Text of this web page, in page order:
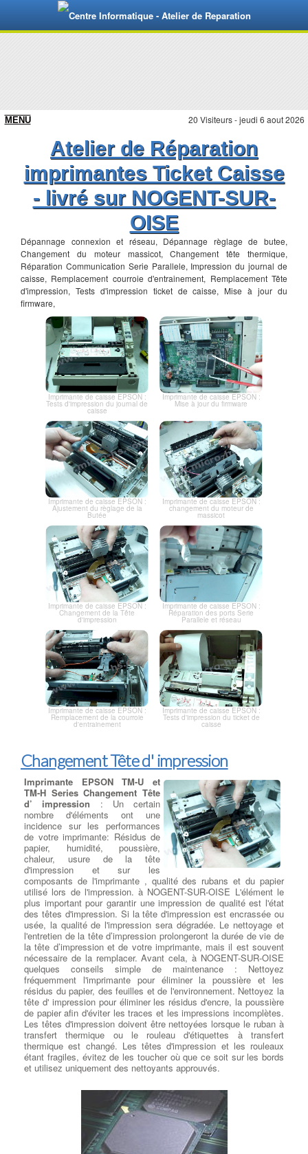
20 Visiteurs - jeudi 6 aout 2026
Atelier de Réparation
imprimantes Ticket Caisse
- livré sur NOGENT-SUR-
OISE
Dépannage connexion et réseau, Dépannage règlage de butee,
Changement du moteur massicot, Changement tête thermique,
Réparation Communication Serie Parallele, Impression du journal de
caisse, Remplacement courroie d'entrainement, Remplacement Tête
d'impression, Tests d'impression ticket de caisse, Mise à jour du
firmware,
Imprimante de caisse EPSON :
Tests d'impression du journal de
caisse
Imprimante de caisse EPSON :
Mise à jour du firmware
Imprimante de caisse EPSON :
Ajustement du règlage de la
Butée
Imprimante de caisse EPSON :
changement du moteur de
massicot
Imprimante de caisse EPSON :
Changement de la Tête
d'impression
Imprimante de caisse EPSON :
Réparation des ports Serie
Parallele et réseau
Imprimante de caisse EPSON :
Remplacement de la courroie
d'entrainement
Imprimante de caisse EPSON :
Tests d'impression du ticket de
caisse
Changement Tête d' impression
Imprimante EPSON TM-U et
TM-H Series Changement Tête
d’ impression : Un certain
nombre d'éléments ont une
incidence sur les performances
de votre imprimante: Résidus de
papier, humidité, poussière,
chaleur, usure de la tête
d'impression et sur les
composants de l'imprimante , qualité des rubans et du papier
utilisé lors de l'impression. à NOGENT-SUR-OISE L'élément le
plus important pour garantir une impression de qualité est l'état
des têtes d'impression. Si la tête d'impression est encrassée ou
usée, la qualité de l'impression sera dégradée. Le nettoyage et
l'entretien de la tête d’impression prolongeront la durée de vie de
la tête d’impression et de votre imprimante, mais il est souvent
nécessaire de la remplacer. Avant cela, à NOGENT-SUR-OISE
quelques conseils simple de maintenance : Nettoyez
fréquemment l'imprimante pour éliminer la poussière et les
résidus du papier, des feuilles et de l'environnement. Nettoyez la
tête d' impression pour éliminer les résidus d'encre, la poussière
de papier afin d'éviter les traces et les impressions incomplètes.
Les têtes d'impression doivent être nettoyées lorsque le ruban à
transfert thermique ou le rouleau d'étiquettes à transfert
thermique est changé. Les têtes d'impression et les rouleaux
étant fragiles, évitez de les toucher où que ce soit sur les bords
et utilisez uniquement des nettoyants approuvés.